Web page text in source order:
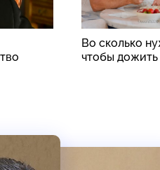
Во сколько
чтобы дожить